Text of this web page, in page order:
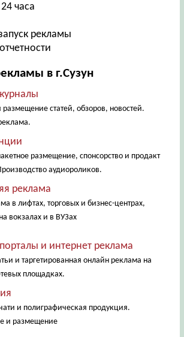
часа
рекламы
в г.Сузун
статей, обзоров, новостей.
размещение, спонсорство и продакт
аудиороликов.
реклама
в лифтах, торговых и бизнес-центрах,
вокзалах и в ВУЗах
и интернет реклама
и таргетированная онлайн реклама на
площадках.
и полиграфическая продукция.
и размещение